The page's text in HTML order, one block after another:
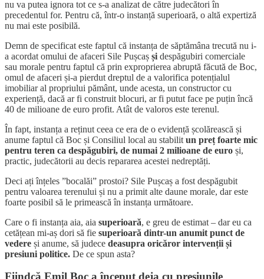
nu va putea ignora tot ce s-a analizat de către judecători în
precedentul for. Pentru că, într-o instanță superioară, o altă expertiză
nu mai este posibilă.
Demn de specificat este faptul că instanța de săptămâna trecută nu i-
a acordat omului de afaceri Sile Pușcaș și despăgubiri comerciale
sau morale pentru faptul că prin exproprierea abruptă făcută de Boc,
omul de afaceri și-a pierdut dreptul de a valorifica potențialul
imobiliar al propriului pământ, unde acesta, un constructor cu
experiență, dacă ar fi construit blocuri, ar fi putut face pe puțin încă
40 de milioane de euro profit. Atât de valoros este terenul.
În fapt, instanța a reținut ceea ce era de o evidență școlărească și
anume faptul că Boc și Consiliul local au stabilit un preț foarte mic
pentru teren ca despăgubiri, de numai 2 milioane de euro și,
practic, judecătorii au decis repararea acestei nedreptăți.
Deci ați înțeles ”bocalăi” prostoi? Sile Pușcaș a fost despăgubit
pentru valoarea terenului și nu a primit alte daune morale, dar este
foarte posibil să le primească în instanța următoare.
Care o fi instanța aia, aia superioară, e greu de estimat – dar eu ca
cetățean mi-aș dori să fie superioară dintr-un anumit punct de
vedere și anume, să judece deasupra oricăror intervenții și
presiuni politice. De ce spun asta?